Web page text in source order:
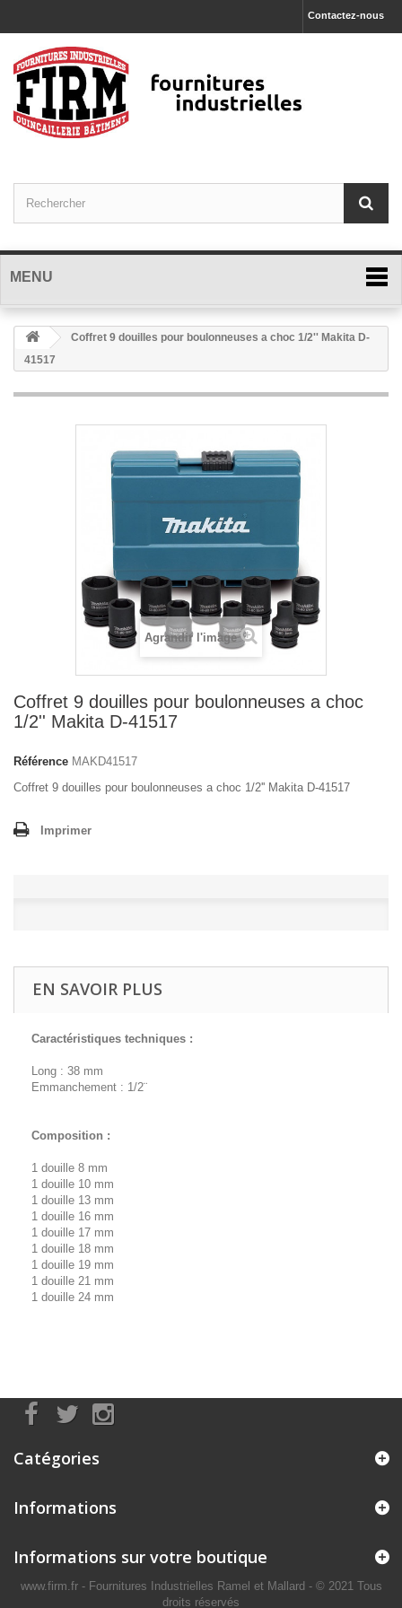
Contactez-nous
MENU
Coffret 9 douilles pour boulonneuses a choc 1/2'' Makita D-
41517
Agrandir l'image
Coffret 9 douilles pour boulonneuses a choc
1/2'' Makita D-41517
Référence MAKD41517
Coffret 9 douilles pour boulonneuses a choc 1/2'' Makita D-41517
Imprimer
EN SAVOIR PLUS
Caractéristiques techniques :
Long : 38 mm
Emmanchement : 1/2¨
Composition :
1 douille 8 mm
1 douille 10 mm
1 douille 13 mm
1 douille 16 mm
1 douille 17 mm
1 douille 18 mm
1 douille 19 mm
1 douille 21 mm
1 douille 24 mm
Catégories
Informations
Informations sur votre boutique
www.firm.fr - Fournitures Industrielles Ramel et Mallard - © 2021 Tous
droits réservés